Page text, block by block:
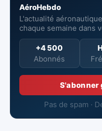
AéroHebdo
L'actualité
chaque semaine dans
+4 500
Abonnés
Pas de spam ·